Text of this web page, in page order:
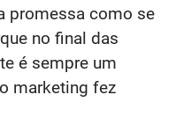
promessa como se
no final das
é sempre um
marketing fez